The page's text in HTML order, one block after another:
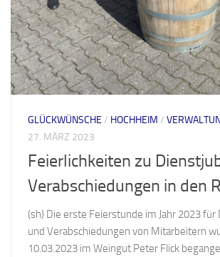
GLÜCKWÜNSCHE / HOCHHEIM /
27. MÄRZ 2023
Feierlichkeiten zu
Verabschiedungen in den
(sh) Die erste Feierstunde im Jahr 2023 für
und Verabschiedungen von Mitarbeitern
10.03.2023 im Weingut Peter Flick